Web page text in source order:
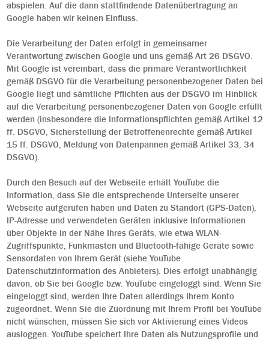
abspielen. Auf die dann stattfindende Datenübertragung an
Google haben wir keinen Einfluss.
Die Verarbeitung der Daten erfolgt in gemeinsamer
Verantwortung zwischen Google und uns gemäß Art 26 DSGVO.
Mit Google ist vereinbart, dass die primäre Verantwortlichkeit
gemäß DSGVO für die Verarbeitung personenbezogener Daten bei
Google liegt und sämtliche Pflichten aus der DSGVO im Hinblick
auf die Verarbeitung personenbezogener Daten von Google erfüllt
werden (insbesondere die Informationspflichten gemäß Artikel 12
ff. DSGVO, Sicherstellung der Betroffenenrechte gemäß Artikel
15 ff. DSGVO, Meldung von Datenpannen gemäß Artikel 33, 34
DSGVO).
Durch den Besuch auf der Webseite erhält YouTube die
Information, dass Sie die entsprechende Unterseite unserer
Webseite aufgerufen haben und Daten zu Standort (GPS-Daten),
IP-Adresse und verwendeten Geräten inklusive Informationen
über Objekte in der Nähe Ihres Geräts, wie etwa WLAN-
Zugriffspunkte, Funkmasten und Bluetooth-fähige Geräte sowie
Sensordaten von Ihrem Gerät (siehe YouTube
Datenschutzinformation des Anbieters). Dies erfolgt unabhängig
davon, ob Sie bei Google bzw. YouTube eingeloggt sind. Wenn Sie
eingeloggt sind, werden Ihre Daten allerdings Ihrem Konto
zugeordnet. Wenn Sie die Zuordnung mit Ihrem Profil bei YouTube
nicht wünschen, müssen Sie sich vor Aktivierung eines Videos
ausloggen. YouTube speichert Ihre Daten als Nutzungsprofile und